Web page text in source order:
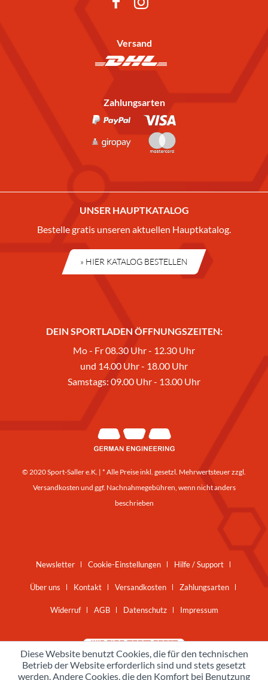
Versand
Zahlungsarten
UNSER HAUPTKATALOG
Bestelle gratis unseren aktuellen Hauptkatalog.
» HIER KATALOG BESTELLEN
DEIN SPORTLADEN ÖFFNUNGSZEITEN:
Mo - Fr 08.30 Uhr - 12.30 Uhr
und 14.00 Uhr - 18.00 Uhr
Samstags: 09.00 Uhr - 13.00 Uhr
© 2020 Sport-Saller e.K. | * Alle Preise inkl. gesetzl. Mehrwertsteuer zzgl.
Versandkosten und ggf. Nachnahmegebühren, wenn nicht anders
beschrieben
Newsletter Cookie-Einstellungen Hilfe / Support
Über uns Kontakt Versandkosten Zahlungsarten
Widerruf AGB Datenschutz Impressum
Diese Website benutzt Cookies, die für den technischen
Betrieb der Website erforderlich sind und stets gesetzt
werden. Andere Cookies, die den Komfort bei Benutzung